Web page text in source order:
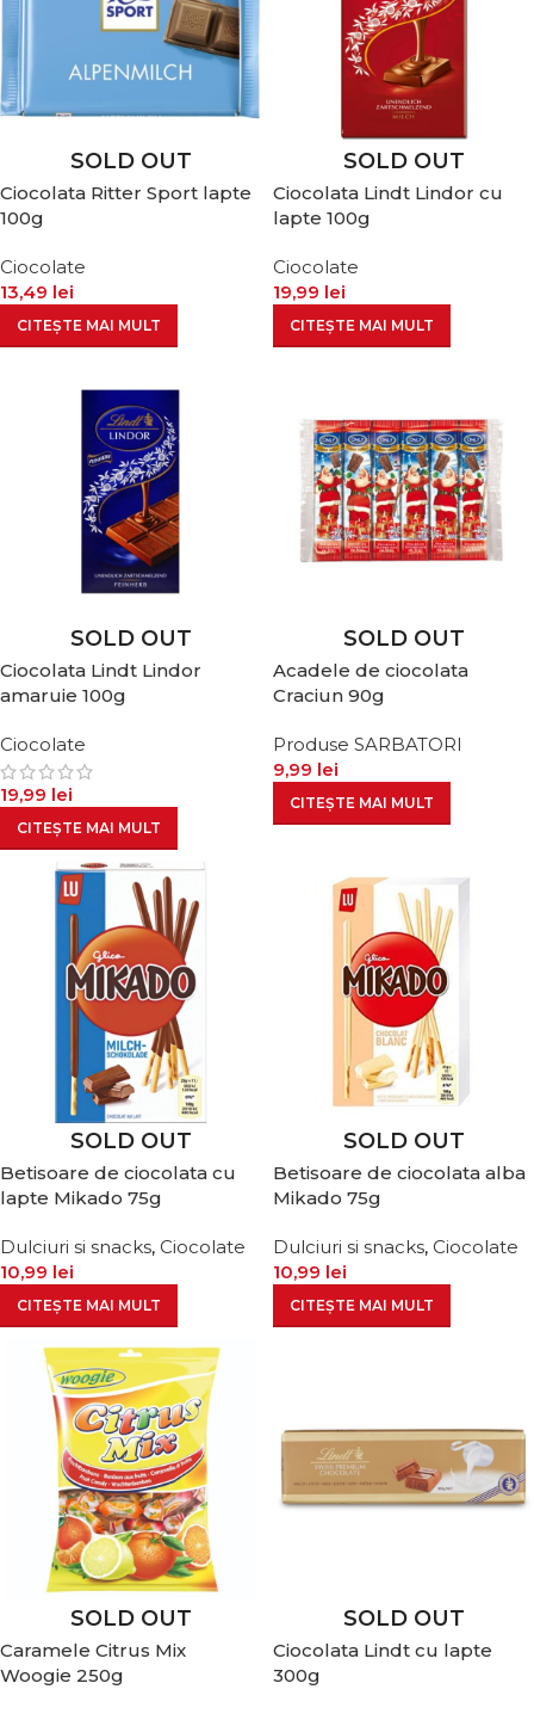
SOLD OUT
Ciocolata Ritter Sport lapte
100g
Ciocolate
13,49 lei
CITEȘTE MAI MULT
SOLD OUT
Ciocolata Lindt Lindor cu
lapte 100g
Ciocolate
19,99 lei
CITEȘTE MAI MULT
SOLD OUT
Ciocolata Lindt Lindor
amaruie 100g
Ciocolate
19,99 lei
CITEȘTE MAI MULT
SOLD OUT
Acadele de ciocolata
Craciun 90g
Produse SARBATORI
9,99 lei
CITEȘTE MAI MULT
SOLD OUT
Betisoare de ciocolata cu
lapte Mikado 75g
Dulciuri si snacks, Ciocolate
10,99 lei
CITEȘTE MAI MULT
SOLD OUT
Betisoare de ciocolata alba
Mikado 75g
Dulciuri si snacks, Ciocolate
10,99 lei
CITEȘTE MAI MULT
SOLD OUT
Caramele Citrus Mix
Woogie 250g
SOLD OUT
Ciocolata Lindt cu lapte
300g